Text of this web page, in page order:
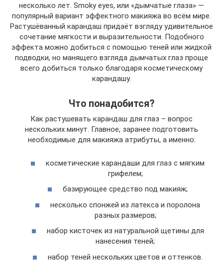
несколько лет. Smoky eyes, или «дымчатые глаза» —
популярный вариант эффектного макияжа во всём мире.
Растушёванный карандаш придаёт взгляду удивительное
сочетание мягкости и выразительности. Подобного
эффекта можно добиться с помощью теней или жидкой
подводки, но манящего взгляда дымчатых глаз проще
всего добиться только благодаря косметическому
карандашу.
Что понадобится?
Как растушевать карандаш для глаз – вопрос
нескольких минут. Главное, заранее подготовить
необходимые для макияжа атрибуты, а именно:
косметические карандаши для глаз с мягким
грифелем;
базирующее средство под макияж;
несколько спонжей из латекса и поролона
разных размеров;
набор кисточек из натуральной щетины для
нанесения теней;
набор теней нескольких цветов и оттенков.